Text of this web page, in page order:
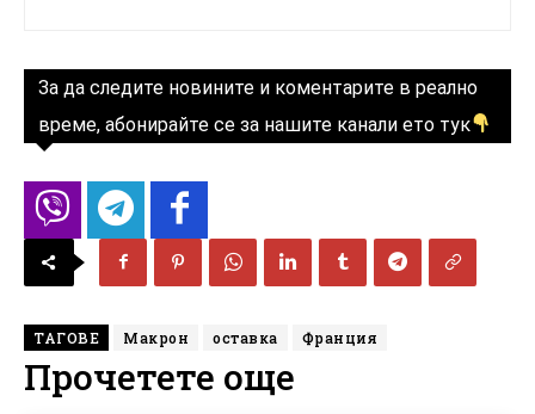
За да следите новините и коментарите в реално
време, абонирайте се за нашите канали ето тук
ТАГОВЕ Макрон оставка Франция
Прочетете още